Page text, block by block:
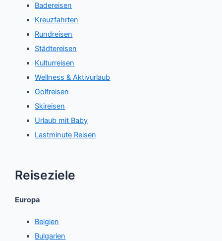
Badereisen
Kreuzfahrten
Rundreisen
Städtereisen
Kulturreisen
Wellness & Aktivurlaub
Golfreisen
Skireisen
Urlaub mit Baby
Lastminute Reisen
Reiseziele
Europa
Belgien
Bulgarien